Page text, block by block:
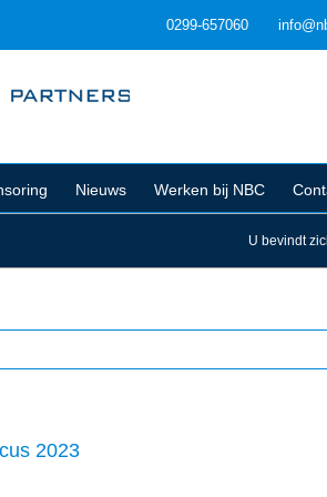
0299-657060
Nieuws Werken bij NBC
U bevindt
2023